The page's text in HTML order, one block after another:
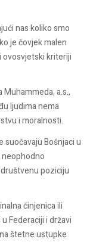
nas koliko smo
je čovjek malen
ovosvjetski kriteriji
a.s.,
ljudima nema
i moralnosti.
suočavaju Bošnjaci u
poziciju
činjenica ili
Federaciji i državi
štetne ustupke